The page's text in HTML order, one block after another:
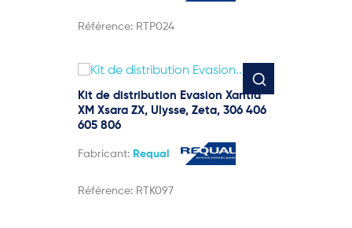
Référence: RTP024
Kit de distribution Evasion Xantia
XM Xsara ZX, Ulysse, Zeta, 306 406
605 806
Fabricant: Requal
Référence: RTK097